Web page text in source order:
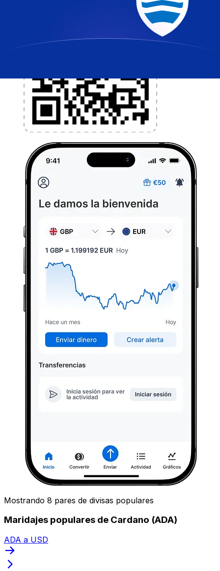
Mostrando 8 pares de divisas populares
Maridajes populares de Cardano (ADA)
ADA a USD